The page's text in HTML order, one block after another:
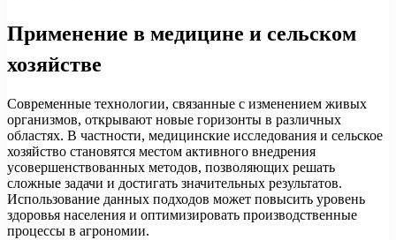
Применение в медицине и сельском
хозяйстве
Современные технологии, связанные с изменением живых
организмов, открывают новые горизонты в различных
областях. В частности, медицинские исследования и сельское
хозяйство становятся местом активного внедрения
усовершенствованных методов, позволяющих решать
сложные задачи и достигать значительных результатов.
Использование данных подходов может повысить уровень
здоровья населения и оптимизировать производственные
процессы в агрономии.